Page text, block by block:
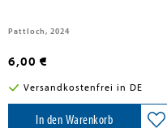
Pattloch, 2024
6,00 €
Versandkostenfrei in DE
In den Warenkorb